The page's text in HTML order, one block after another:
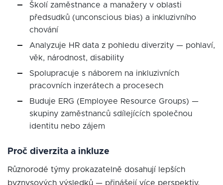
Školí zaměstnance a manažery v oblasti
předsudků (unconscious bias) a inkluzivního
chování
Analyzuje HR data z pohledu diverzity — pohlaví,
věk, národnost, disability
Spolupracuje s náborem na inkluzivních
pracovních inzerátech a procesech
Buduje ERG (Employee Resource Groups) —
skupiny zaměstnanců sdílejících společnou
identitu nebo zájem
Proč diverzita a inkluze
Různorodé týmy prokazatelně dosahují lepších
byznysových výsledků — přinášejí více perspektiv,